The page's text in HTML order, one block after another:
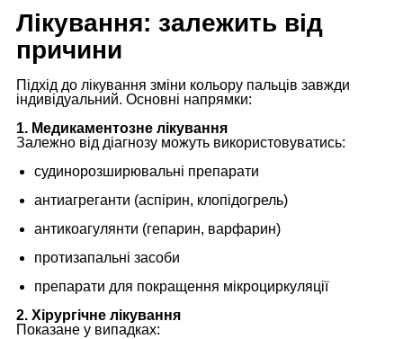
Лікування: залежить від
причини
Підхід до лікування зміни кольору пальців завжди
індивідуальний. Основні напрямки:
1. Медикаментозне лікування
Залежно від діагнозу можуть використовуватись:
судинорозширювальні препарати
антиагреганти (аспірин, клопідогрель)
антикоагулянти (гепарин, варфарин)
протизапальні засоби
препарати для покращення мікроциркуляції
2. Хірургічне лікування
Показане у випадках: